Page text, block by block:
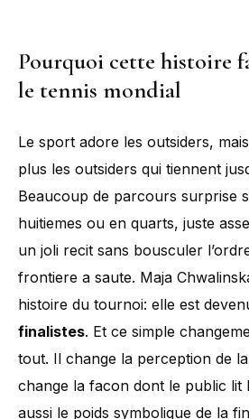
Pourquoi cette histoire
le tennis mondial
Le sport adore les outsiders,
plus les outsiders qui tiennent
Beaucoup de parcours surprise
huitiemes ou en quarts, juste
un joli recit sans bousculer
frontiere a saute. Maja
histoire du tournoi: elle est
finalistes. Et ce simple
tout. Il change la perception de
change la facon dont le public lit
aussi le poids symbolique de la